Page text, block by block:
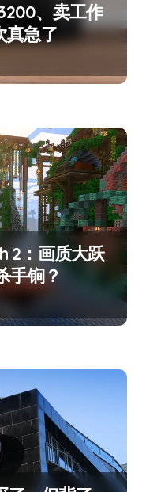
、卖工作
真急了
2：画质大跃
手锏？